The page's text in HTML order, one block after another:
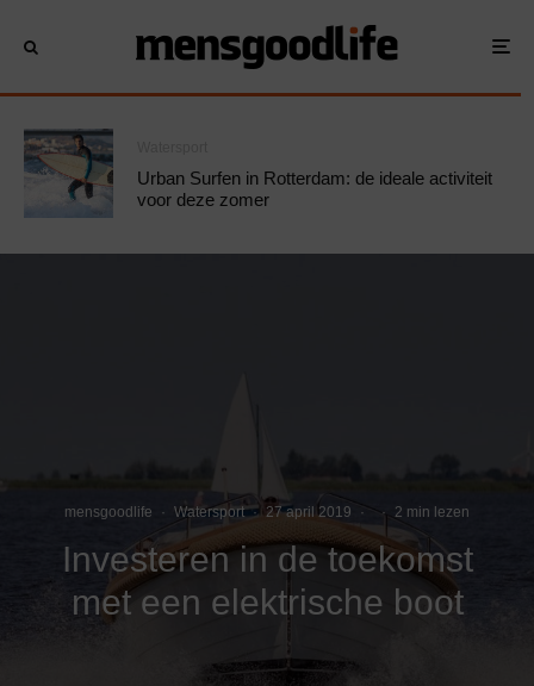
Urban Surfen in Rotterdam: de ideale activiteit
voor deze zomer
mensgoodlife · Watersport · 27 april 2019 · · 2 min lezen
Investeren in de toekomst
met een elektrische boot